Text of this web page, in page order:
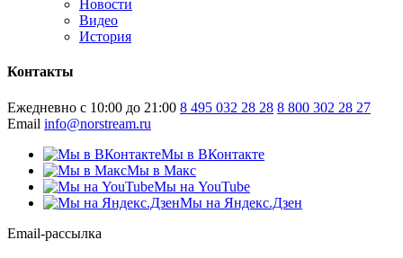
Новости
Видео
История
Контакты
Ежедневно с 10:00 до 21:00 8 495 032 28 28 8 800 302 28 27
Email info@norstream.ru
Мы в ВКонтакте
Мы в Макс
Мы на YouTube
Мы на Яндекс.Дзен
Email-рассылка